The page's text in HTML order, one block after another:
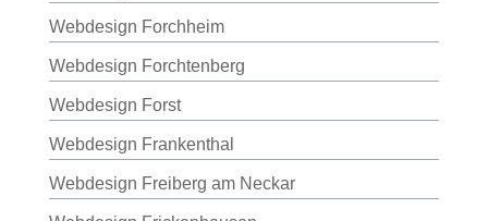
Webdesign Forchheim
Webdesign Forchtenberg
Webdesign Forst
Webdesign Frankenthal
Webdesign Freiberg am Neckar